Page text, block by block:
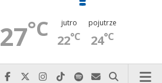
27°C jutro
22°C
pojutrze
24°C
Najlepiej po prostu do nas zadzwoń
Odwiedź nas na Facebook-u
Odwiedź nas na X
Odwiedź nas na Instagram-ie
Odwiedź nas na TikTok-u
Szukaj nas na Spotify
Wyślij do nas
Szukaj